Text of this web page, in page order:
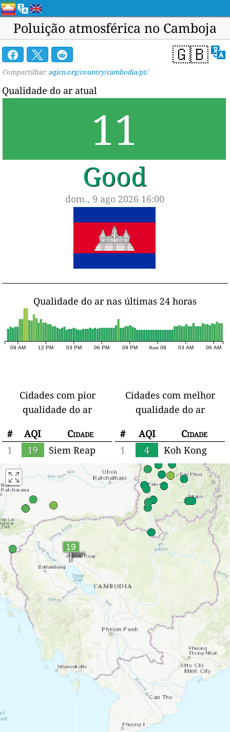
Poluição atmosférica no Camboja
🇬🇧
Compartilhar: aqicn.org/country/cambodia/pt/
Qualidade do ar atual
11
Good
dom., 9 ago 2026 16:00
Qualidade do ar nas últimas 24 horas
09 AM 12 PM 03 PM 06 PM 09 PM Aug 09 03 AM 06 AM
Cidades com pior
qualidade do ar
#
AQI
Cidade
1
19 Siem Reap
Cidades com melhor
qualidade do ar
#
AQI
Cidade
1
4 Koh Kong